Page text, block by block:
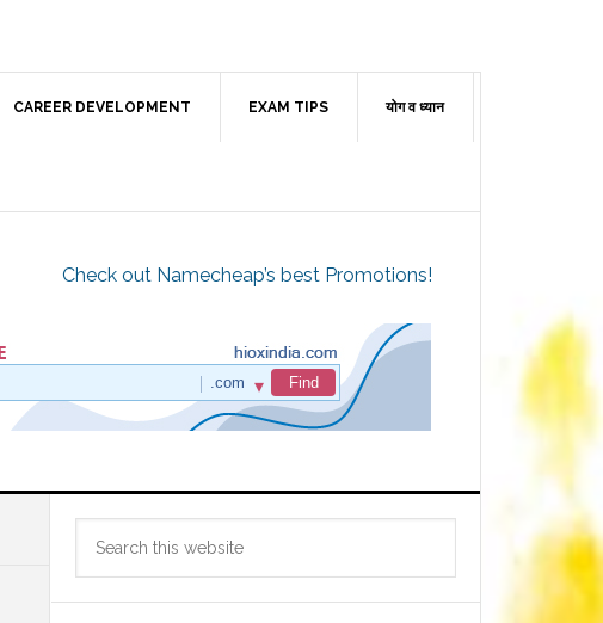
CAREER DEVELOPMENT EXAM TIPS योग व ध्यान
Check out Namecheap’s best Promotions!
Primary
Sidebar